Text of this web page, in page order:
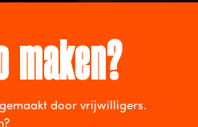
maken?
door vrijwilligers.